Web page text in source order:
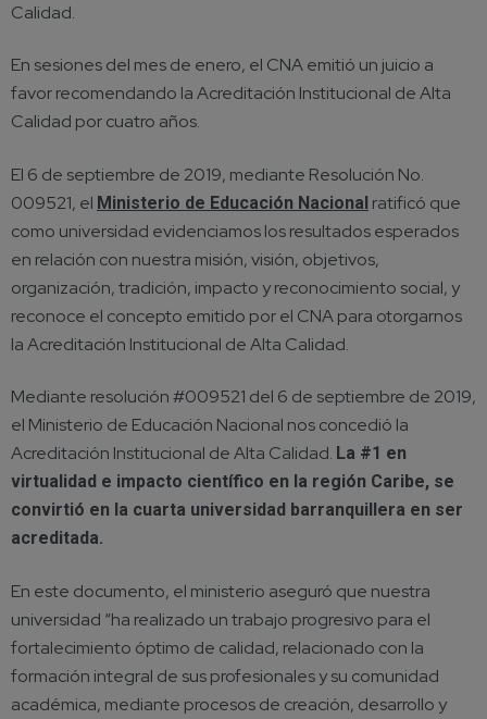
Calidad.
En sesiones del mes de enero, el CNA emitió un juicio a
favor recomendando la Acreditación Institucional de Alta
Calidad por cuatro años.
El 6 de septiembre de 2019, mediante Resolución No.
009521, el Ministerio de Educación Nacional ratificó que
como universidad evidenciamos los resultados esperados
en relación con nuestra misión, visión, objetivos,
organización, tradición, impacto y reconocimiento social, y
reconoce el concepto emitido por el CNA para otorgarnos
la Acreditación Institucional de Alta Calidad.
Mediante resolución #009521 del 6 de septiembre de 2019,
el Ministerio de Educación Nacional nos concedió la
Acreditación Institucional de Alta Calidad. La #1 en
virtualidad e impacto científico en la región Caribe, se
convirtió en la cuarta universidad barranquillera en ser
acreditada.
En este documento, el ministerio aseguró que nuestra
universidad “ha realizado un trabajo progresivo para el
fortalecimiento óptimo de calidad, relacionado con la
formación integral de sus profesionales y su comunidad
académica, mediante procesos de creación, desarrollo y